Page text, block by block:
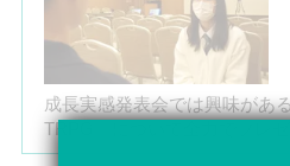
ト」として活躍しています。
に、通信制ならではの人との
せる学校生活について語って
成長実感発表会では興味があ
TRPG」について全力でプレ
は、全日制高校での生活の中